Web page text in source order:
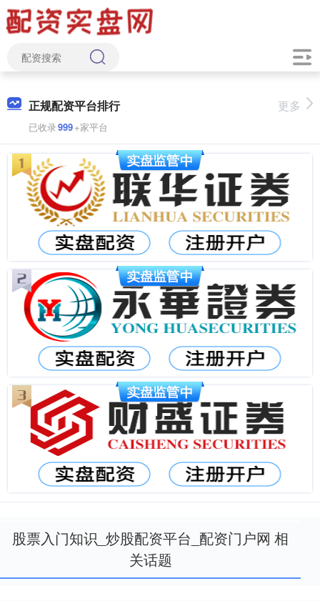
正规配资平台排行
已收录999+家平台
更多
股票入门知识_炒股配资平台_配资门户网 相
关话题